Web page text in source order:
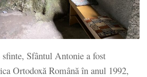
Sfântul Antonie a fost
Ortodoxă Română în anul 1992,